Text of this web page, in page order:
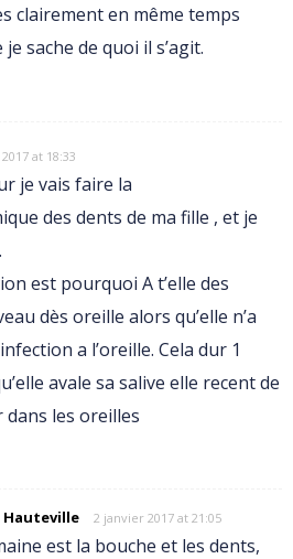
clairement en même temps
sache de quoi il s’agit.
at 18:33
je vais faire la
des dents de ma fille , et je
est pourquoi A t’elle des
dès oreille alors qu’elle n’a
a l’oreille. Cela dur 1
avale sa salive elle recent de
les oreilles
Hauteville 2 janvier 2017 at 21:05
est la bouche et les dents,